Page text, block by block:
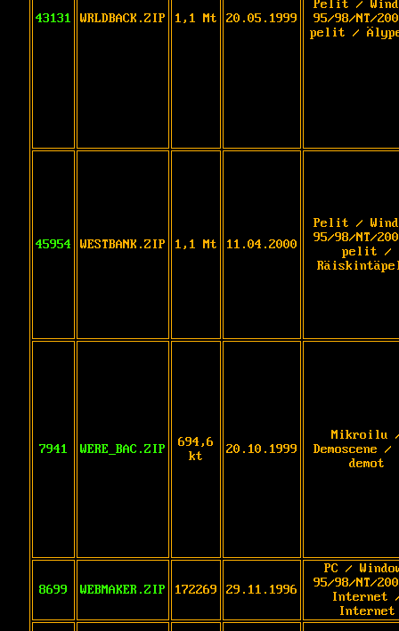
43131 WRLDBACK.ZIP 1,1 Mt 20.05.1999
Pelit /
95/98/NT/
pelit /
45954 WESTBANK.ZIP 1,1 Mt 11.04.2000
Pelit /
95/98/NT/
pelit /
7941 WERE_BAC.ZIP
694,6
kt
20.10.1999
Mikroilu
Demoscene /
demot
8699 WEBMAKER.ZIP 172269 29.11.1996
PC /
95/98/NT/
Internet
Internet